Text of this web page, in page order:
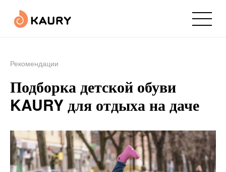
Рекомендации
Подборка детской обуви
KAURY для отдыха на даче